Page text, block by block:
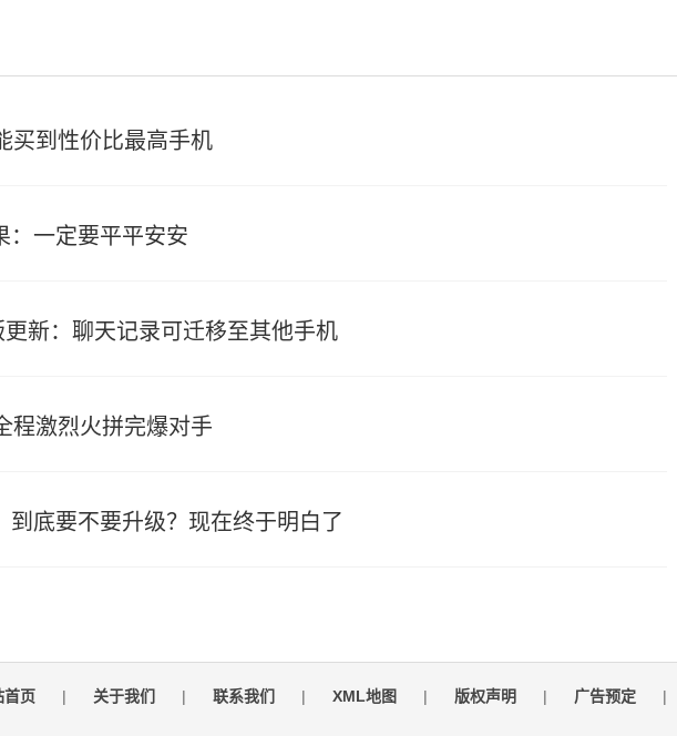
买到性价比最高手机
：一定要平平安安
新：聊天记录可迁移至其他手机
程激烈火拼完爆对手
到底要不要升级？现在终于明白了
首页 | 关于我们 | 联系我们 | XML地图 | 版权声明 | 广告预定 |